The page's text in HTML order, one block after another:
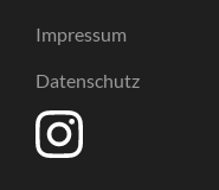
Impressum
Datenschutz